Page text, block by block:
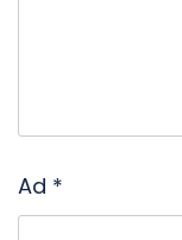
Ad *